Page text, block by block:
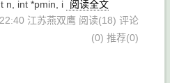
n, int *pmin, i
阅读全文
江苏燕双鹰 阅读(18) 评论
(0) 推荐(0)